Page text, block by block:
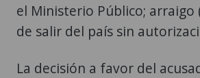
el Ministerio Público;
de salir del país sin
La decisión a favor del